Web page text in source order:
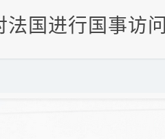
国进行国事访问